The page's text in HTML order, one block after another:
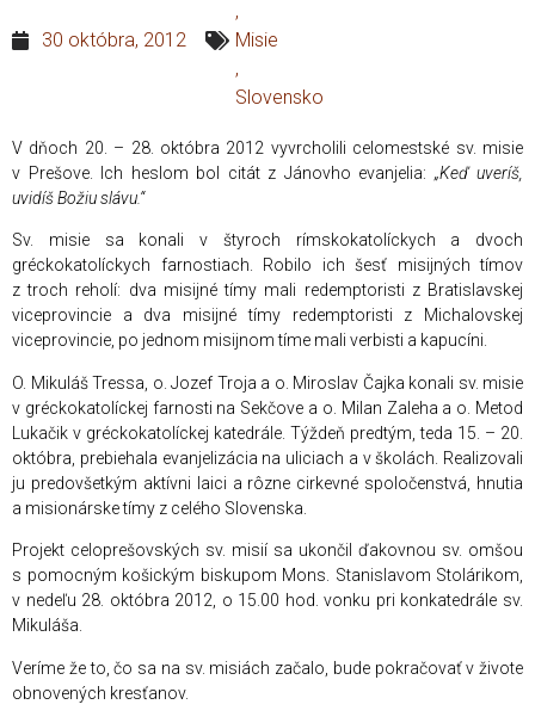
30 októbra, 2012
,
Misie
,
Slovensko
V dňoch 20. – 28. októbra 2012 vyvrcholili celomestské sv. misie
v Prešove. Ich heslom bol citát z Jánovho evanjelia: „Keď uveríš,
uvidíš Božiu slávu.“
Sv. misie sa konali v štyroch rímskokatolíckych a dvoch
gréckokatolíckych farnostiach. Robilo ich šesť misijných tímov
z troch reholí: dva misijné tímy mali redemptoristi z Bratislavskej
viceprovincie a dva misijné tímy redemptoristi z Michalovskej
viceprovincie, po jednom misijnom tíme mali verbisti a kapucíni.
O. Mikuláš Tressa, o. Jozef Troja a o. Miroslav Čajka konali sv. misie
v gréckokatolíckej farnosti na Sekčove a o. Milan Zaleha a o. Metod
Lukačik v gréckokatolíckej katedrále. Týždeň predtým, teda 15. – 20.
októbra, prebiehala evanjelizácia na uliciach a v školách. Realizovali
ju predovšetkým aktívni laici a rôzne cirkevné spoločenstvá, hnutia
a misionárske tímy z celého Slovenska.
Projekt celoprešovských sv. misií sa ukončil ďakovnou sv. omšou
s pomocným košickým biskupom Mons. Stanislavom Stolárikom,
v nedeľu 28. októbra 2012, o 15.00 hod. vonku pri konkatedrále sv.
Mikuláša.
Veríme že to, čo sa na sv. misiách začalo, bude pokračovať v živote
obnovených kresťanov.